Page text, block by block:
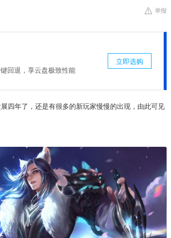
举报
回退，享云盘极致性能
立即选购
四年了，还是有很多的新玩家慢慢的出现，由此可见